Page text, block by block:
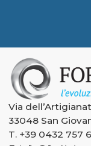
Via
33048 San
T. +39 0432 757